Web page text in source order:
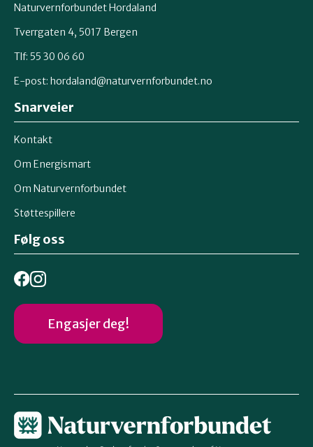
Naturvernforbundet Hordaland
Tverrgaten 4, 5017 Bergen
Tlf: 55 30 06 60
E-post: hordaland@naturvernforbundet.no
Snarveier
Kontakt
Om Energismart
Om Naturvernforbundet
Støttespillere
Følg oss
Engasjer deg!